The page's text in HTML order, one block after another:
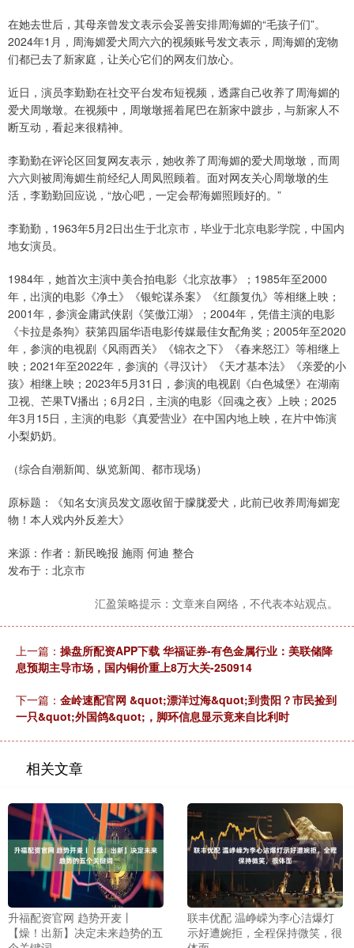
在她去世后，其母亲曾发文表示会妥善安排周海媚的“毛孩子们”。
2024年1月，周海媚爱犬周六六的视频账号发文表示，周海媚的宠物
们都已去了新家庭，让关心它们的网友们放心。
近日，演员李勤勤在社交平台发布短视频，透露自己收养了周海媚的
爱犬周墩墩。在视频中，周墩墩摇着尾巴在新家中踱步，与新家人不
断互动，看起来很精神。
李勤勤在评论区回复网友表示，她收养了周海媚的爱犬周墩墩，而周
六六则被周海媚生前经纪人周凤照顾着。面对网友关心周墩墩的生
活，李勤勤回应说，“放心吧，一定会帮海媚照顾好的。”
李勤勤，1963年5月2日出生于北京市，毕业于北京电影学院，中国内
地女演员。
1984年，她首次主演中美合拍电影《北京故事》；1985年至2000
年，出演的电影《净土》《银蛇谋杀案》《红颜复仇》等相继上映；
2001年，参演金庸武侠剧《笑傲江湖》；2004年，凭借主演的电影
《卡拉是条狗》获第四届华语电影传媒最佳女配角奖；2005年至2020
年，参演的电视剧《风雨西关》《锦衣之下》《春来怒江》等相继上
映；2021年至2022年，参演的《寻汉计》《天才基本法》《亲爱的小
孩》相继上映；2023年5月31日，参演的电视剧《白色城堡》在湖南
卫视、芒果TV播出；6月2日，主演的电影《回魂之夜》上映；2025
年3月15日，主演的电影《真爱营业》在中国内地上映，在片中饰演
小梨奶奶。
（综合自潮新闻、纵览新闻、都市现场）
原标题：《知名女演员发文愿收留于朦胧爱犬，此前已收养周海媚宠
物！本人戏内外反差大》
来源：作者：新民晚报 施雨 何迪 整合
发布于：北京市
汇盈策略提示：文章来自网络，不代表本站观点。
上一篇： 操盘所配资APP下载 华福证券-有色金属行业：美联储降
息预期主导市场，国内铜价重上8万大关-250914
下一篇： 金岭速配官网 &quot;漂洋过海&quot;到贵阳？市民捡到
一只&quot;外国鸽&quot;，脚环信息显示竟来自比利时
相关文章
升福配资官网 趋势开麦丨
【燥！出新】决定未来趋势的五
联丰优配 温峥嵘为李心洁爆灯
示好遭婉拒，全程保持微笑，很